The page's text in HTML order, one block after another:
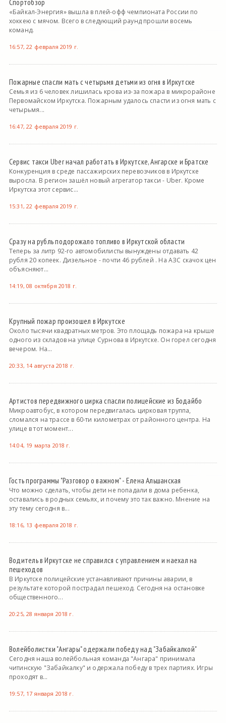
Спортобзор
«Байкал-Энергия» вышла в плей-офф чемпионата России по
хоккею с мячом. Всего в следующий раунд прошли восемь
команд.
16:57, 22 февраля 2019 г.
Пожарные спасли мать с четырьмя детьми из огня в Иркутске
Семья из 6 человек лишилась крова из-за пожара в микрорайоне
Первомайском Иркутска. Пожарным удалось спасти из огня мать с
четырьмя...
16:47, 22 февраля 2019 г.
Сервис такси Uber начал работать в Иркутске, Ангарске и Братске
Конкуренция в среде пассажирских перевозчиков в Иркутске
выросла. В регион зашёл новый агрегатор такси - Uber. Кроме
Иркутска этот сервис...
15:31, 22 февраля 2019 г.
Сразу на рубль подорожало топливо в Иркутской области
Теперь за литр 92-го автомобилисты вынуждены отдавать 42
рубля 20 копеек. Дизельное - почти 46 рублей . На АЗС скачок цен
объясняют...
14:19, 08 октября 2018 г.
Крупный пожар произошел в Иркутске
Около тысячи квадратных метров. Это площадь пожара на крыше
одного из складов на улице Сурнова в Иркутске. Он горел сегодня
вечером. На...
20:33, 14 августа 2018 г.
Артистов передвижного цирка спасли полицейские из Бодайбо
Микроавтобус, в котором передвигалась цирковая труппа,
сломался на трассе в 60-ти километрах от районного центра. На
улице в тот момент...
14:04, 19 марта 2018 г.
Гость программы "Разговор о важном" - Елена Альшанская
Что можно сделать, чтобы дети не попадали в дома ребенка,
оставались в родных семьях, и почему это так важно. Мнение на
эту тему сегодня в...
18:16, 13 февраля 2018 г.
Водитель в Иркутске не справился с управлением и наехал на
пешеходов
В Иркутске полицейские устанавливают причины аварии, в
результате которой пострадал пешеход. Сегодня на остановке
общественного...
20:25, 28 января 2018 г.
Волейболистки "Ангары" одержали победу над "Забайкалкой"
Сегодня наша волейбольная команда "Ангара" принимала
читинскую "Забайкалку" и одержала победу в трех партиях. Игры
проходят в...
19:57, 17 января 2018 г.